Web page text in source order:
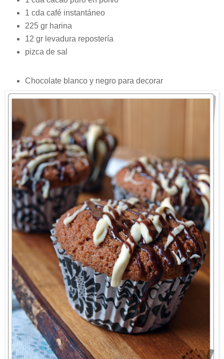
1 cda café instantáneo
225 gr harina
12 gr levadura repostería
pizca de sal
Chocolate blanco y negro para decorar